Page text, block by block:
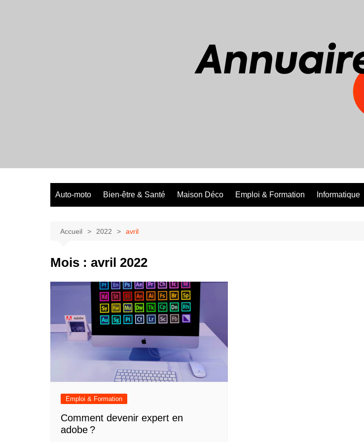
Auto-moto Bien-être & Santé Maison Déco Emploi & Formation Informatique
Accueil 2022 avril
Mois : avril 2022
Emploi & Formation
Comment devenir expert en
adobe ?